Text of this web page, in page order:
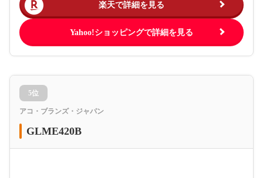
楽天で詳細を見る
Yahoo!ショッピングで詳細を見る
5位
アコ・ブランズ・ジャパン
GLME420B